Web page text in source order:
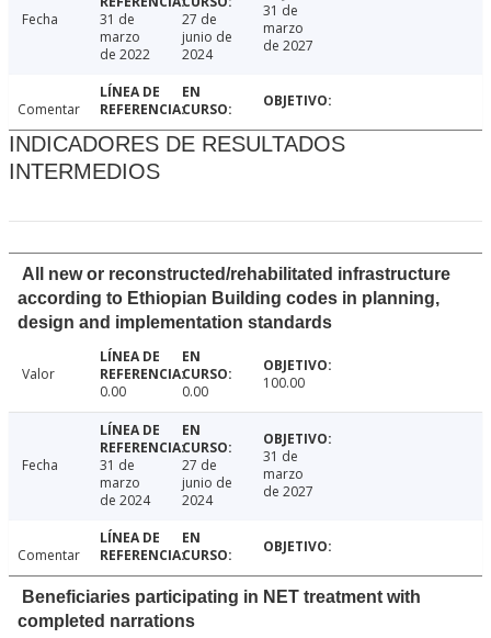
Fecha
31 de
marzo
de 2022
27 de
junio de
2024
31 de
marzo
de 2027
Comentar
INDICADORES DE RESULTADOS
INTERMEDIOS
All new or reconstructed/rehabilitated infrastructure
according to Ethiopian Building codes in planning,
design and implementation standards
Valor
0.00
0.00 100.00
Fecha
31 de
marzo
de 2024
27 de
junio de
2024
31 de
marzo
de 2027
Comentar
Beneficiaries participating in NET treatment with
completed narrations